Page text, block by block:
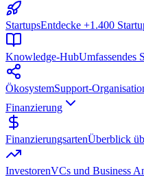
StartupsEntdecke +1.400
Knowledge-HubUmfassendes
ÖkosystemSupport-
Finanzierung
FinanzierungsartenÜberblick
InvestorenVCs und Business